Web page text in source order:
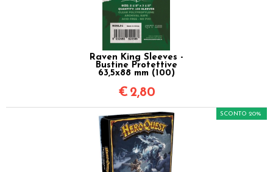
Raven King Sleeves -
Bustine Protettive
63,5x88 mm (100)
€ 2,80
SCONTO 20%